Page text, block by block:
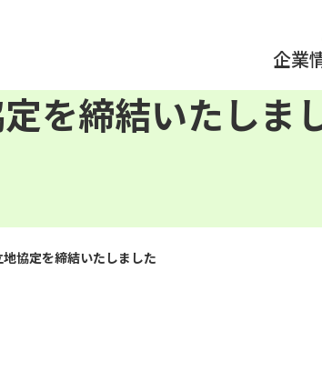
企業
を締結いたしま
協定を締結いたしました